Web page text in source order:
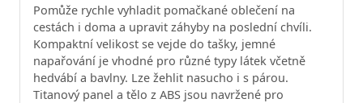
Pomůže rychle vyhladit pomačkané oblečení na
cestách i doma a upravit záhyby na poslední chvíli.
Kompaktní velikost se vejde do tašky, jemné
napařování je vhodné pro různé typy látek včetně
hedvábí a bavlny. Lze žehlit nasucho i s párou.
Titanový panel a tělo z ABS jsou navržené pro